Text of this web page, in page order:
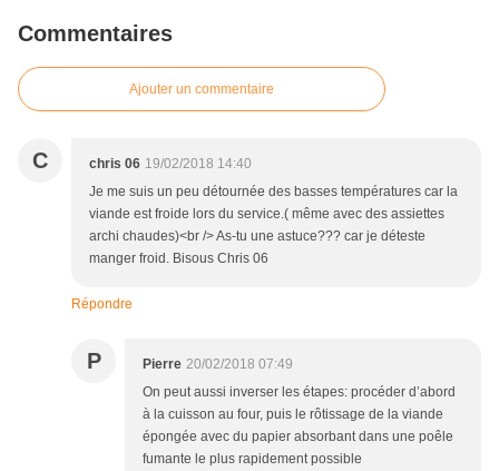
Commentaires
Ajouter un commentaire
C chris 06 19/02/2018 14:40
Je me suis un peu détournée des basses températures car la
viande est froide lors du service.( même avec des assiettes
archi chaudes)<br /> As-tu une astuce??? car je déteste
manger froid. Bisous Chris 06
Répondre
P Pierre 20/02/2018 07:49
On peut aussi inverser les étapes: procéder d’abord
à la cuisson au four, puis le rôtissage de la viande
épongée avec du papier absorbant dans une poêle
fumante le plus rapidement possible